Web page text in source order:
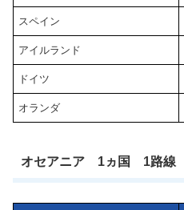
スペイン
アイルランド
ドイツ
オランダ
オセアニア 1ヵ国 1路線